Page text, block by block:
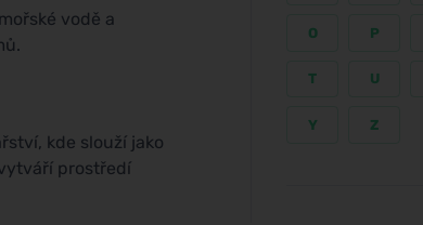
vodě a
kde slouží jako
prostředí
O P
T U
Y Z